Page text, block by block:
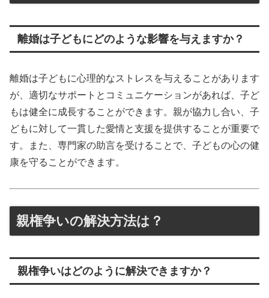
離婚は子どもにどのような影響を与えますか？
離婚は子どもに心理的なストレスを与えることがあります
が、適切なサポートとコミュニケーションがあれば、子ど
もは健全に成長することができます。親が協力し合い、子
どもに対して一貫した愛情と支援を提供することが重要で
す。また、専門家の助言を受けることで、子どもの心の健
康を守ることができます。
親権争いの解決方法は？
親権争いはどのように解決できますか？